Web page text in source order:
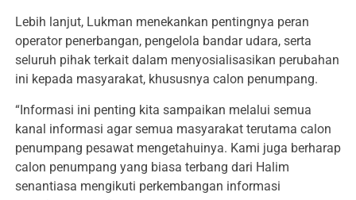
Lebih lanjut, Lukman menekankan pentingnya peran
operator penerbangan, pengelola bandar udara, serta
seluruh pihak terkait dalam menyosialisasikan perubahan
ini kepada masyarakat, khususnya calon penumpang.
“Informasi ini penting kita sampaikan melalui semua
kanal informasi agar semua masyarakat terutama calon
penumpang pesawat mengetahuinya. Kami juga berharap
calon penumpang yang biasa terbang dari Halim
senantiasa mengikuti perkembangan informasi